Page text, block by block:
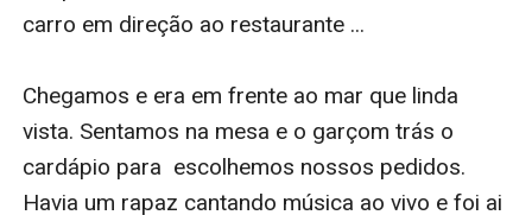
carro em direção ao restaurante ...
Chegamos e era em frente ao mar que linda
vista. Sentamos na mesa e o garçom trás o
cardápio para  escolhemos nossos pedidos.
Havia um rapaz cantando música ao vivo e foi ai